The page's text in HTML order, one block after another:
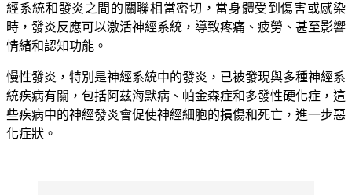
經系統和發炎之間的關聯相當密切，當身體受到傷害或感染
時，發炎反應可以激活神經系統，導致疼痛、疲勞、甚至影響
情緒和認知功能。
慢性發炎，特別是神經系統中的發炎，已被發現與多種神經系
統疾病有關，包括阿茲海默病、帕金森症和多發性硬化症，這
些疾病中的神經發炎會促使神經細胞的損傷和死亡，進一步惡
化症狀。